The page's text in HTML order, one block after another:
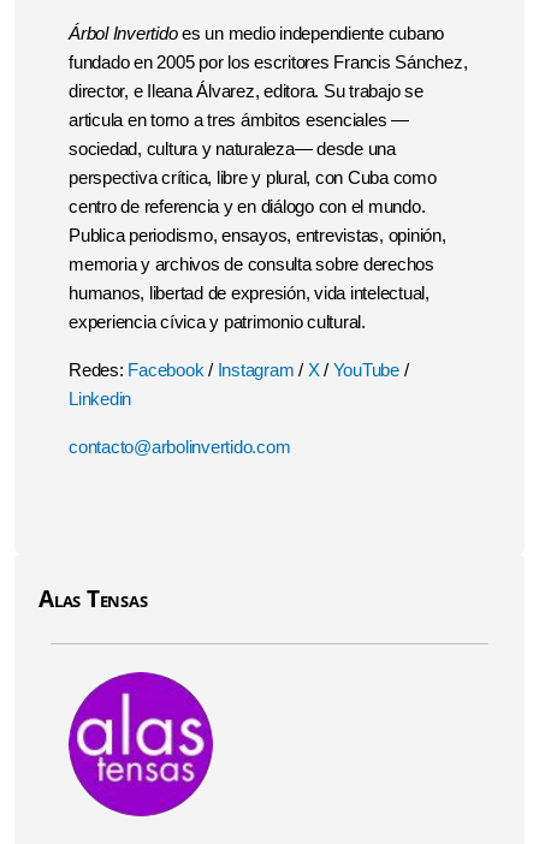
Árbol Invertidoes un medio independiente cubano
fundado en 2005 por los escritores Francis Sánchez,
director, e Ileana Álvarez, editora. Su trabajo se
articula en torno a tres ámbitos esenciales —
sociedad, cultura y naturaleza— desde una
perspectiva crítica, libre y plural, con Cuba como
centro de referencia y en diálogo con el mundo.
Publica periodismo, ensayos, entrevistas, opinión,
memoria y archivos de consulta sobre derechos
humanos, libertad de expresión, vida intelectual,
experiencia cívica y patrimonio cultural.
Redes: Facebook / Instagram / X/ YouTube /
Linkedin
contacto@arbolinvertido.com
Alas Tensas